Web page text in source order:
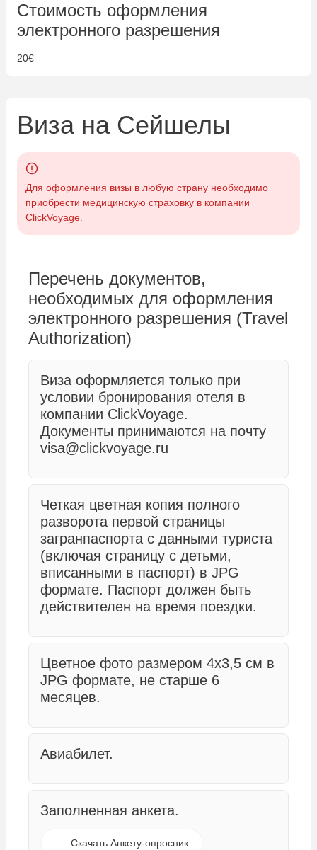
Стоимость оформления
электронного разрешения
20€
Виза на Сейшелы
Для оформления визы в любую страну необходимо
приобрести медицинскую страховку в компании
ClickVoyage.
Перечень документов,
необходимых для оформления
электронного разрешения (Travel
Authorization)
Виза оформляется только при
условии бронирования отеля в
компании ClickVoyage.
Документы принимаются на почту
visa@clickvoyage.ru
Четкая цветная копия полного
разворота первой страницы
загранпаспорта с данными туриста
(включая страницу с детьми,
вписанными в паспорт) в JPG
формате. Паспорт должен быть
действителен на время поездки.
Цветное фото размером 4х3,5 см в
JPG формате, не старше 6
месяцев.
Авиабилет.
Заполненная анкета.
Скачать Анкету-опросник